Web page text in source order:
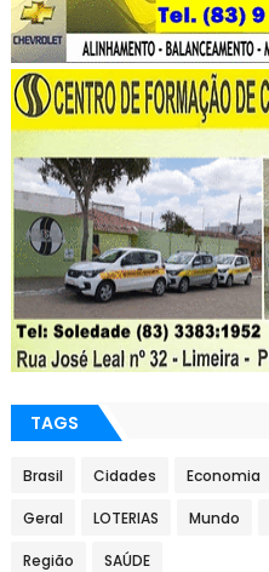
TAGS
Brasil Cidades Economia
Geral LOTERIAS Mundo
Região SAÚDE